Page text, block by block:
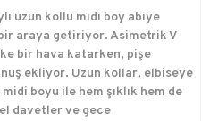
uzun kollu midi boy abiye
araya getiriyor. Asimetrik V
bir hava katarken, pişe
ekliyor. Uzun kollar, elbiseye
boyu ile hem şıklık hem de
davetler ve gece